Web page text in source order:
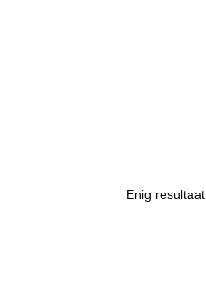
Enig resultaat